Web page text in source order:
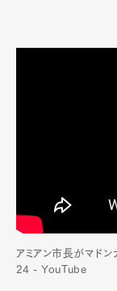
アミアン市長がマド
24 - YouTube